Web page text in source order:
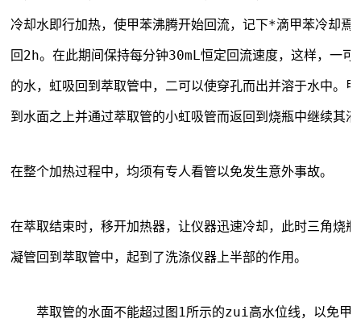
冷却水即行加热，使甲苯沸腾开始回流，记下*滴甲苯冷却焉
回2h。在此期间保持每分钟30mL恒定回流速度，这样，一
的水，虹吸回到萃取管中，二可以使穿孔而出并溶于水中。
到水面之上并通过萃取管的小虹吸管而返回到烧瓶中继续其
在整个加热过程中，均须有专人看管以免发生意外事故。
在萃取结束时，移开加热器，让仪器迅速冷却，此时三角烧
凝管回到萃取管中，起到了洗涤仪器上半部的作用。
萃取管的水面不能超过图1所示的zui高水位线，以免甲